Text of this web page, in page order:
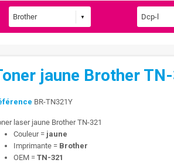
jaune Brother
BR-TN321Y
laser jaune Brother TN-321
Couleur = jaune
Imprimante = Brother
OEM = TN-321